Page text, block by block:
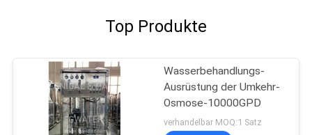
Top Produkte
Wasserbehandlungs-
Ausrüstung der Umkehr-
Osmose-10000GPD
verhandelbar MOQ:1 Satz